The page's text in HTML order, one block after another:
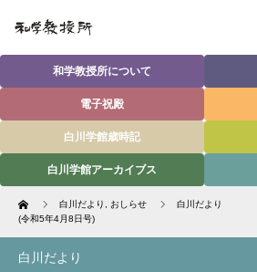
和学教授所について
電子祝殿
白川学館歳時記
白川学館アーカイブス
Home 白川だより おしらせ
白川だより
(令和5年4月8日号)
白川だより